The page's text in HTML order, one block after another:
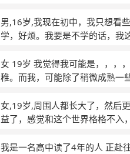
接受。然后面对它
向走，就是看破红尘，没心没肺
男,16岁,我现在初中，我只想看
学，好烦。我要是不学的话，我
女 19岁 我觉得我可能是，，，
稚。而我，可能除了稍微成熟一
然后大家都会想认识我。但实际
就这样做过了。 我不知道我什
女,19岁,周围人都长大了，然后
益了，感觉和这个世界格格不入
我是一名高中读了4年的人 正赴